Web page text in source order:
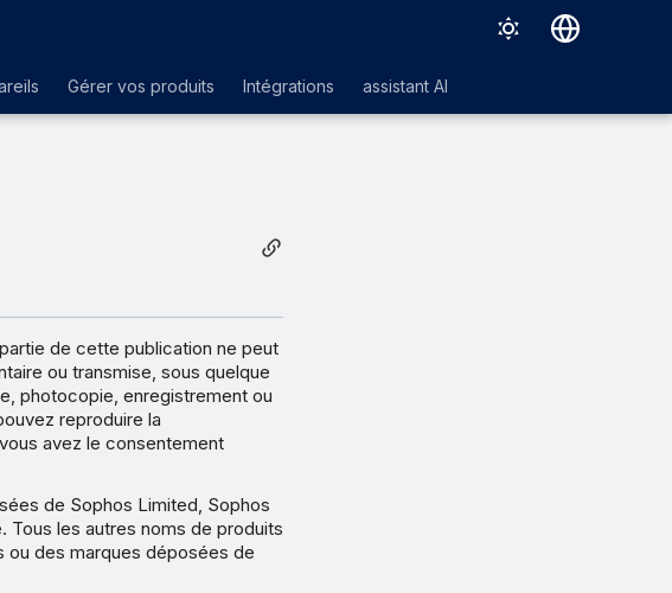
Gérer vos produits Intégrations assistant AI
de cette publication ne peut
ou transmise, sous quelque
photocopie, enregistrement ou
reproduire la
avez le consentement
de Sophos Limited, Sophos
Tous les autres noms de produits
ou des marques déposées de